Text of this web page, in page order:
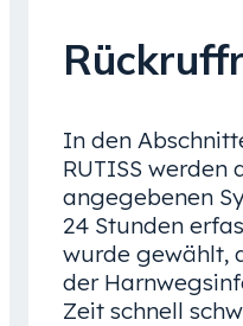
In den
RUTISS werden
angegebenen
24 Stunden
wurde gewählt,
der
Zeit schnell